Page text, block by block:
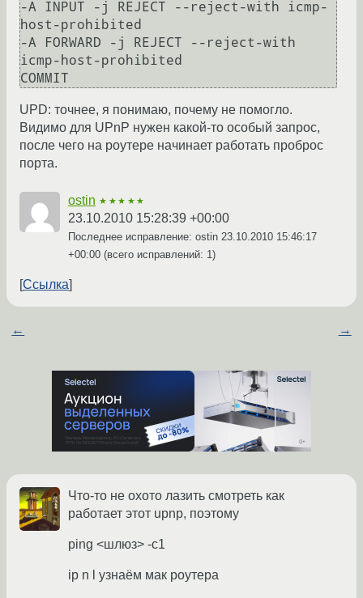
-A INPUT -j REJECT --reject-with icmp-
host-prohibited
-A FORWARD -j REJECT --reject-with
icmp-host-prohibited
COMMIT
UPD: точнее, я понимаю, почему не помогло.
Видимо для UPnP нужен какой-то особый запрос,
после чего на роутере начинает работать проброс
порта.
ostin ★★★★★
23.10.2010 15:28:39 +00:00
Последнее исправление: ostin 23.10.2010 15:46:17
+00:00 (всего исправлений: 1)
Ссылка
← →
Что-то не охото лазить смотреть как
работает этот upnp, поэтому
ping <шлюз> -c1
ip n l узнаём мак роутера